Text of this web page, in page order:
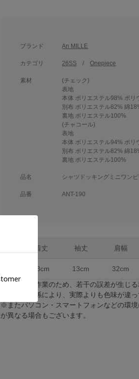
ブランド An MILLE
カテゴリ 26SS Onepiece
素材
(チェック)
表地
本体 ポリエステル98% ポリ
別布 ポリエステル82% 綿
裏地 ポリエステル100%
(チャコール)
表地
本体 ポリエステル94% ポリ
別布 ポリエステル82% 綿
裏地 ポリエステル100%
品名 シャツドッキングミニワンピ
品番 ANT-190
着丈 袖丈 肩幅
78cm 13cm 32cm
※採寸は手作業のため、若干の誤差が生じる
※照明の関係により、実際よりも色味が違
※またパソコン・スマートフォンなどの環
が異なる場合もございます。